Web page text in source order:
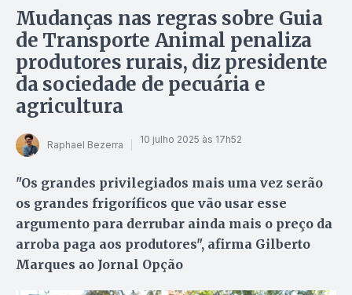
Mudanças nas regras sobre Guia
de Transporte Animal penaliza
produtores rurais, diz presidente
da sociedade de pecuária e
agricultura
Raphael Bezerra 10 julho 2025 às 17h52
"Os grandes privilegiados mais uma vez serão
os grandes frigoríficos que vão usar esse
argumento para derrubar ainda mais o preço da
arroba paga aos produtores", afirma Gilberto
Marques ao Jornal Opção